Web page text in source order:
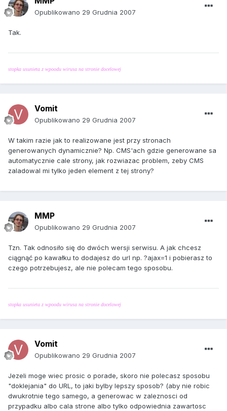
Opublikowano 29 Grudnia 2007
Tak.
stopka usunieta z wpoodu wirusa na stronie docelowej
Vomit
Opublikowano 29 Grudnia 2007
W takim razie jak to realizowane jest przy stronach
generowanych dynamicznie? Np. CMS'ach gdzie generowane sa
automatycznie cale strony, jak rozwiazac problem, zeby CMS
zaladowal mi tylko jeden element z tej strony?
MMP
Opublikowano 29 Grudnia 2007
Tzn. Tak odnosiło się do dwóch wersji serwisu. A jak chcesz
ciągnąć po kawałku to dodajesz do url np. ?ajax=1 i pobierasz to
czego potrzebujesz, ale nie polecam tego sposobu.
stopka usunieta z wpoodu wirusa na stronie docelowej
Vomit
Opublikowano 29 Grudnia 2007
Jezeli moge wiec prosic o porade, skoro nie polecasz sposobu
"doklejania" do URL, to jaki bylby lepszy sposob? (aby nie robic
dwukrotnie tego samego, a generowac w zaleznosci od
przypadku albo cala strone albo tylko odpowiednia zawartosc